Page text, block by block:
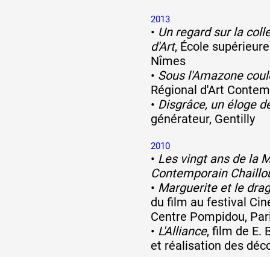
2013
• Un regard sur la
d'Art, École
Nîmes
• Sous l'Amazone
Régional d'Art
• Disgrâce, un éloge
générateur, Gentilly
2010
• Les vingt ans de la
Contemporain
• Marguerite et le
du film au festival
Centre Pompidou,
• L'Alliance, film de E.
et réalisation des